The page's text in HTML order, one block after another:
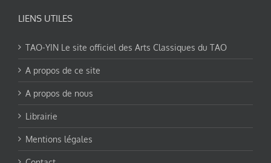
LIENS UTILES
TAO-YIN Le site officiel des Arts Classiques du TAO
A propos de ce site
A propos de nous
Librairie
Mentions légales